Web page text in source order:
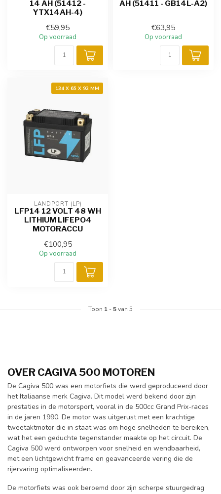
14 AH (51412 -
YTX14AH-4)
€59,95
Op voorraad
AH (51411 - GB14L-A2)
€63,95
Op voorraad
134 X 65 X 92 MM
LANDPORT (LP)
LFP14 12 VOLT 48 WH
LITHIUM LIFEPO4
MOTORACCU
€100,95
Op voorraad
Toon 1 -5van 5
OVER CAGIVA 500 MOTOREN
De Cagiva 500 was een motorfiets die werd geproduceerd door
het Italiaanse merk Cagiva. Dit model werd bekend door zijn
prestaties in de motorsport, vooral in de 500cc Grand Prix-races
in de jaren 1990. De motor was uitgerust met een krachtige
tweetaktmotor die in staat was om hoge snelheden te bereiken,
wat het een geduchte tegenstander maakte op het circuit. De
Cagiva 500 werd ontworpen voor snelheid en wendbaarheid,
met een lichtgewicht frame en geavanceerde vering die de
rijervaring optimaliseerden.
De motorfiets was ook beroemd door zijn scherpe stuurgedrag